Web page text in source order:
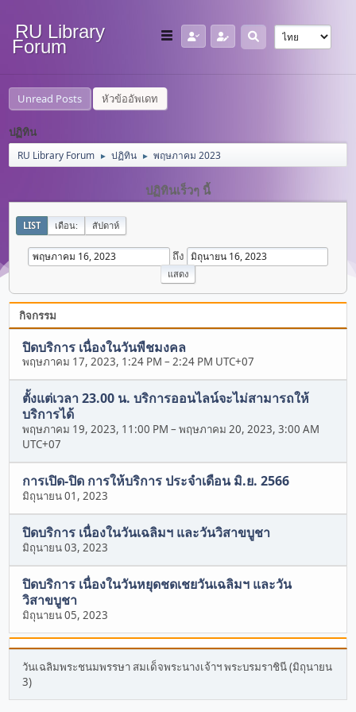
RU Library
Forum
Unread Posts หัวข้ออัพเดท
ปฏิทิน
RU Library Forum ► ปฏิทิน ► พฤษภาคม 2023
ปฏิทินเร็วๆ นี้
LIST เดือน: สัปดาห์
ถึง
กิจกรรม
ปิดบริการ เนื่องในวันพืชมงคล
พฤษภาคม 17, 2023, 1:24 PM –2:24 PM UTC+07
ตั้งแต่เวลา 23.00 น. บริการออนไลน์จะไม่สามารถให้
บริการได้
พฤษภาคม 19, 2023, 11:00 PM –พฤษภาคม 20, 2023, 3:00 AM
UTC+07
การเปิด-ปิด การให้บริการ ประจำเดือน มิ.ย. 2566
มิถุนายน 01, 2023
ปิดบริการ เนื่องในวันเฉลิมฯ และวันวิสาขบูชา
มิถุนายน 03, 2023
ปิดบริการ เนื่องในวันหยุดชดเชยวันเฉลิมฯ และวัน
วิสาขบูชา
มิถุนายน 05, 2023
วันเฉลิมพระชนมพรรษา สมเด็จพระนางเจ้าฯ พระบรมราชินี (มิถุนายน
3)